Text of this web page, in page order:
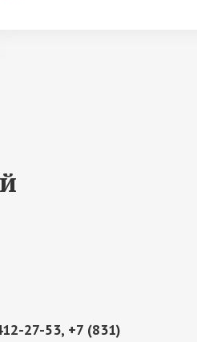
27-53, +7 (831)